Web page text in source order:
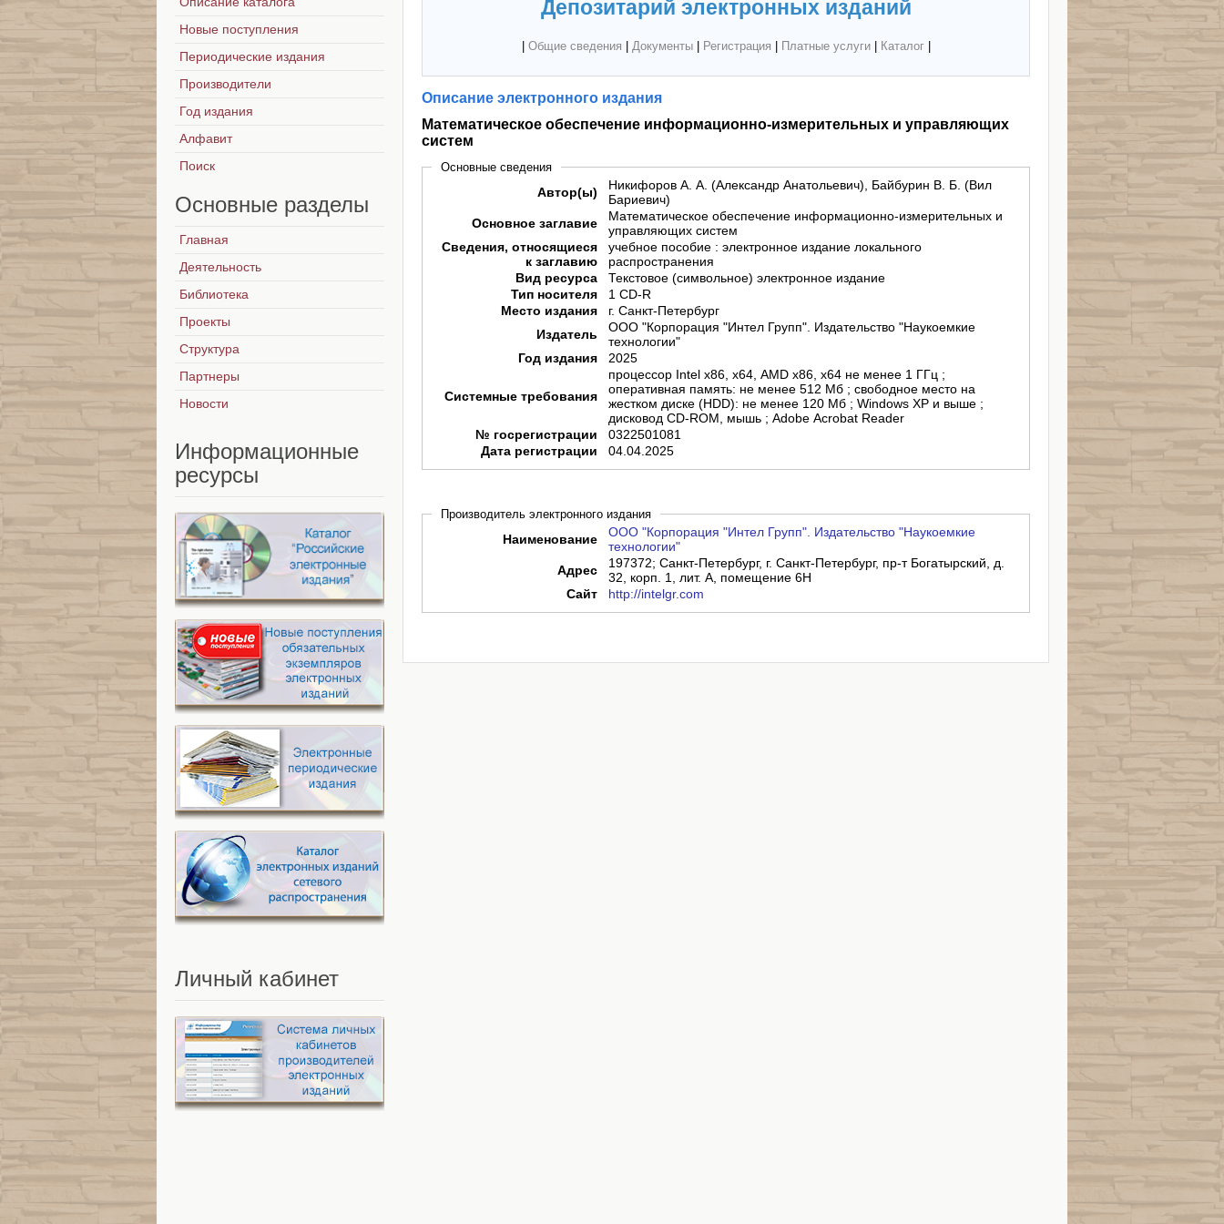
Депозитарий электронных изданий
Общие сведения Документы| Регистрация Платные услуги| Каталог|
Описание электронного издания
Математическое обеспечение информационно-измерительных и управляющих
систем
Основные сведения
Автор(ы)
Никифоров А. А. (Александр Анатольевич), Байбурин В. Б. (Вил
Бариевич)
Основное заглавие
Математическое обеспечение информационно-измерительных и
управляющих систем
Сведения, относящиеся
к заглавию
учебное пособие : электронное издание локального
распространения
Вид ресурса
Текстовое (символьное) электронное издание
Тип носителя
1 CD-R
Место издания
г. Санкт-Петербург
Издатель
ООО "Корпорация "Интел Групп". Издательство "Наукоемкие
технологии"
Год издания
2025
Системные требования
процессор Intel х86, х64, AMD х86, х64 не менее 1 ГГц ;
оперативная память: не менее 512 Мб ; свободное место на
жестком диске (HDD): не менее 120 Мб ; Windows XP и выше ;
дисковод CD-ROM, мышь ; Adobe Acrobat Reader
№ госрегистрации
0322501081
Дата регистрации
04.04.2025
Производитель электронного издания
Наименование
ООО "Корпорация "Интел Групп". Издательство "Наукоемкие
технологии"
Адрес
197372; Санкт-Петербург, г. Санкт-Петербург, пр-т Богатырский, д.
32, корп. 1, лит. А, помещение 6Н
Сайт
http://intelgr.com
Новые поступления
Периодические издания
Производители
Год издания
Алфавит
Поиск
Основные разделы
Главная
Деятельность
Библиотека
Проекты
Структура
Партнеры
Новости
Информационные
ресурсы
Личный кабинет